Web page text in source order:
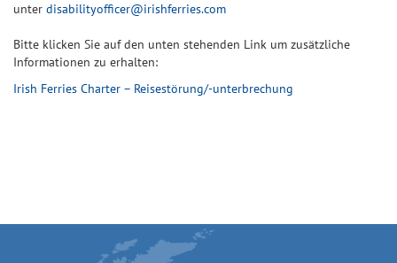
unter disabilityofficer@irishferries.com
Bitte klicken Sie auf den unten stehenden Link um zusätzliche
Informationen zu erhalten:
Irish Ferries Charter – Reisestörung/-unterbrechung